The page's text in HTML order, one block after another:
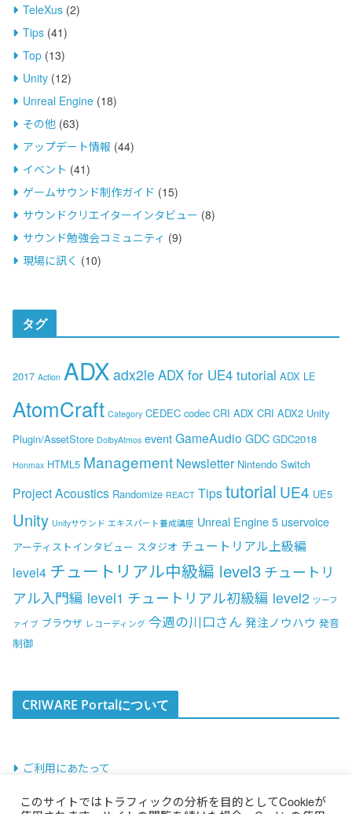
TeleXus (2)
Tips (41)
Top (13)
Unity (12)
Unreal Engine (18)
その他 (63)
アップデート情報 (44)
イベント (41)
ゲームサウンド制作ガイド (15)
サウンドクリエイターインタビュー (8)
サウンド勉強会コミュニティ (9)
現場に訊く (10)
タグ
2017 Action ADX adx2le ADX for UE4 tutorial ADX LE
AtomCraft Category CEDEC codec CRI ADX CRI ADX2 Unity
Plugin/AssetStore DolbyAtmos eventGameAudio GDC GDC2018
Honmax HTML5 Management Newsletter Nintendo Switch
Project Acoustics Randomize REACT Tipstutorial UE4 UE5
Unity Unityサウンド エキスパート養成講座 Unreal Engine 5 uservoice
アーティストインタビュー スタジオ チュートリアル上級編
level4 チュートリアル中級編 level3 チュートリ
アル入門編 level1 チュートリアル初級編 level2 ツーフ
ァイブ ブラウザ レコーディング 今週の川口さん 発注ノウハウ 発音
制御
CRIWARE Portalについて
ご利用にあたって
このサイトではトラフィックの分析を目的としてCookieが